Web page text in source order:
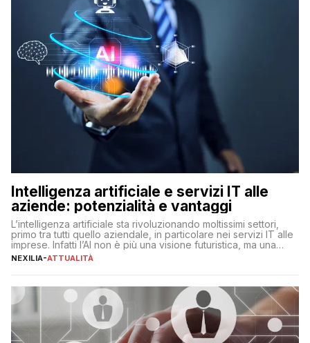
Intelligenza artificiale e servizi IT alle
aziende: potenzialità e vantaggi
L’intelligenza artificiale sta rivoluzionando moltissimi settori,
primo tra tutti quello aziendale, in particolare nei servizi IT alle
imprese. Infatti l’AI non è più una visione futuristica, ma una
realtà operativa che sta portando a un cambio significativo in
operazioni, bensì comporta […]
NEXILIA-ATTUALITÀ